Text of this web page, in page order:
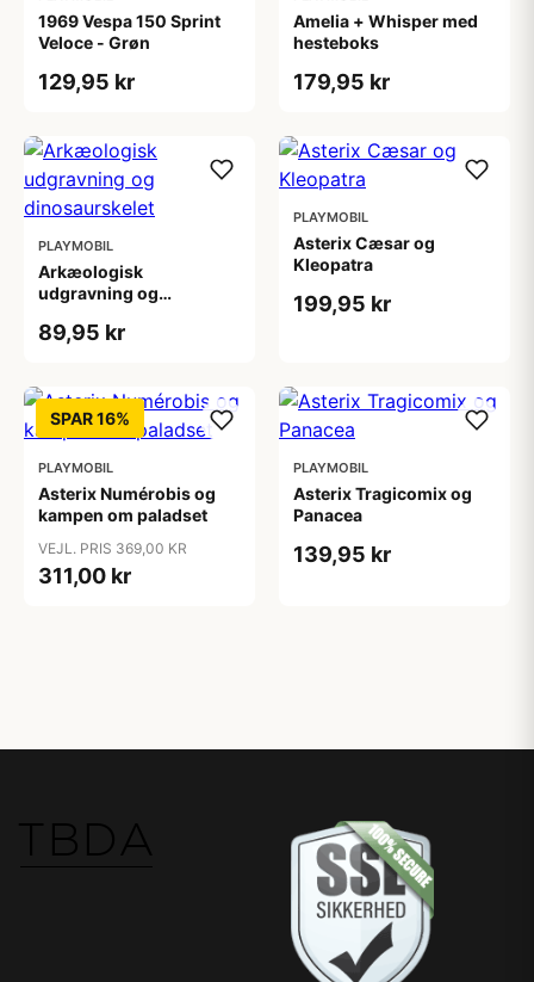
1969 Vespa 150 Sprint
Veloce - Grøn
129,95 kr
Amelia + Whisper med
hesteboks
179,95 kr
PLAYMOBIL
Arkæologisk
udgravning og
89,95 kr
PLAYMOBIL
Asterix Cæsar og
Kleopatra
199,95 kr
SPAR 16%
PLAYMOBIL
Asterix Numérobis og
kampen om paladset
VEJL. PRIS 369,00 KR
311,00 kr
PLAYMOBIL
Asterix Tragicomix og
Panacea
139,95 kr